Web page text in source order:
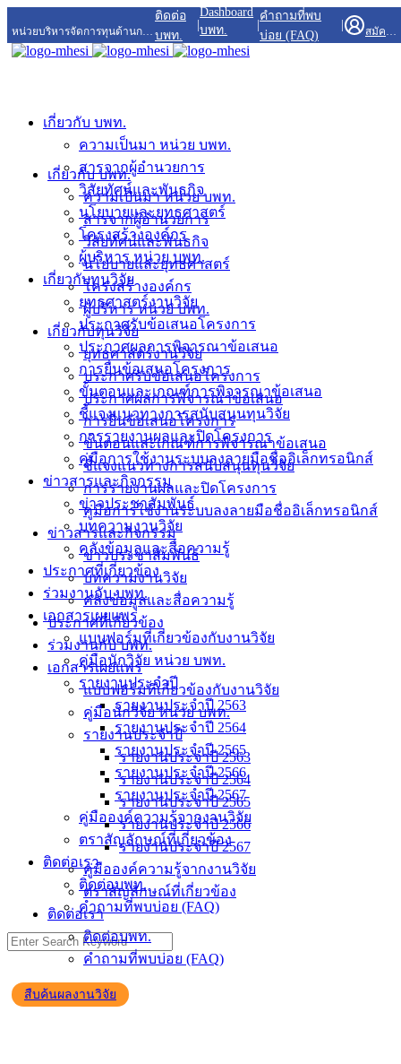
ติดต่อ
บพท.
|
Dashboard
บพท.
|
คำถามที่พบ
บ่อย (FAQ)
เกี่ยวกับ บพท.
ความเป็นมา หน่วย บพท.
สารจากผู้อำนวยการ
วิสัยทัศน์และพันธกิจ
นโยบายและยุทธศาสตร์
โครงสร้างองค์กร
ผู้บริหาร หน่วย บพท.
เกี่ยวกับทุนวิจัย
ยุทธศาสตร์งานวิจัย
ประกาศรับข้อเสนอโครงการ
ประกาศผลการพิจารณาข้อเสนอ
การยื่นข้อเสนอโครงการ
ขั้นตอนและเกณฑ์การพิจารณาข้อเสนอ
ชี้แจงแนวทางการสนับสนุนทุนวิจัย
การรายงานผลและปิดโครงการ
คู่มือการใช้งานระบบลงลายมือชื่ออิเล็กทรอนิกส์
ข่าวสารและกิจกรรม
ข่าวประชาสัมพันธ์
บทความงานวิจัย
คลังข้อมูลและสื่อความรู้
ประกาศที่เกี่ยวข้อง
ร่วมงานกับ บพท.
เอกสารเผยแพร่
แบบฟอร์มที่เกี่ยวข้องกับงานวิจัย
คู่มือนักวิจัย หน่วย บพท.
รายงานประจำปี
รายงานประจำปี 2563
รายงานประจำปี 2564
รายงานประจำปี 2565
รายงานประจำปี 2566
รายงานประจำปี 2567
คู่มือองค์ความรู้จากงานวิจัย
ตราสัญลักษณ์ที่เกี่ยวข้อง
ติดต่อเรา
ติดต่อบพท.
คำถามที่พบบ่อย (FAQ)
สืบค้นผลงานวิจัย
เกี่ยวกับ บพท.
ความเป็นมา หน่วย บพท.
สารจากผู้อำนวยการ
วิสัยทัศน์และพันธกิจ
นโยบายและยุทธศาสตร์
โครงสร้างองค์กร
ผู้บริหาร หน่วย บพท.
เกี่ยวกับทุนวิจัย
ยุทธศาสตร์งานวิจัย
ประกาศรับข้อเสนอโครงการ
ประกาศผลการพิจารณาข้อเสนอ
การยื่นข้อเสนอโครงการ
ขั้นตอนและเกณฑ์การพิจารณาข้อเสนอ
ชี้แจงแนวทางการสนับสนุนทุนวิจัย
การรายงานผลและปิดโครงการ
คู่มือการใช้งานระบบลงลายมือชื่ออิเล็กทรอนิกส์
ข่าวสารและกิจกรรม
ข่าวประชาสัมพันธ์
บทความงานวิจัย
คลังข้อมูลและสื่อความรู้
ประกาศที่เกี่ยวข้อง
ร่วมงานกับ บพท.
เอกสารเผยแพร่
แบบฟอร์มที่เกี่ยวข้องกับงานวิจัย
คู่มือนักวิจัย หน่วย บพท.
รายงานประจำปี
รายงานประจำปี 2563
รายงานประจำปี 2564
รายงานประจำปี 2565
รายงานประจำปี 2566
รายงานประจำปี 2567
คู่มือองค์ความรู้จากงานวิจัย
ตราสัญลักษณ์ที่เกี่ยวข้อง
ติดต่อเรา
ติดต่อบพท.
คำถามที่พบบ่อย (FAQ)